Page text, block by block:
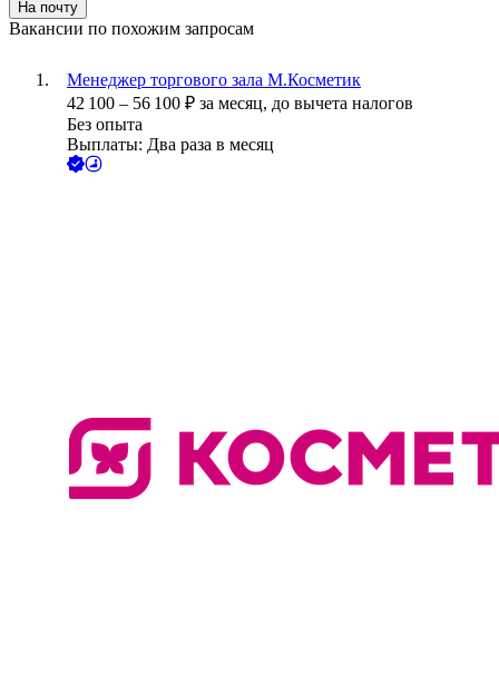
На почту
Вакансии по похожим запросам
Менеджер торгового зала М.Косметик
42 100 – 56 100 ₽ за месяц, до вычета налогов
Без опыта
Выплаты: Два раза в месяц